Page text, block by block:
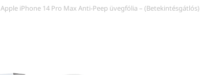
Apple iPhone 14 Pro Max Anti-Peep üvegfólia – (Betekintésgátlós)